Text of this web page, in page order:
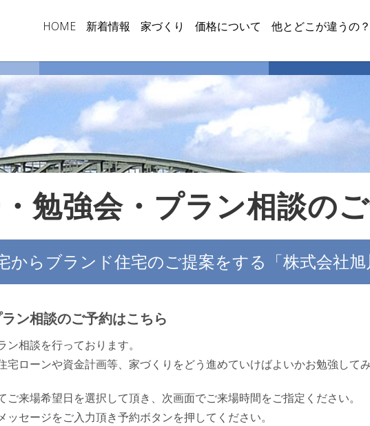
HOME 新着情報 家づくり 価格について 他とどこが違うの？
勉強会・プラン相談の
からブランド住宅のご提案をする 「株式会社
ン相談のご予約はこちら
相談を行っております。
宅ローンや資金計画等、家づくりをどう進めていけばよいかお勉強して
ご来場希望日を選択して頂き、次画面でご来場時間をご指定ください。
セージをご入力頂き予約ボタンを押してください。